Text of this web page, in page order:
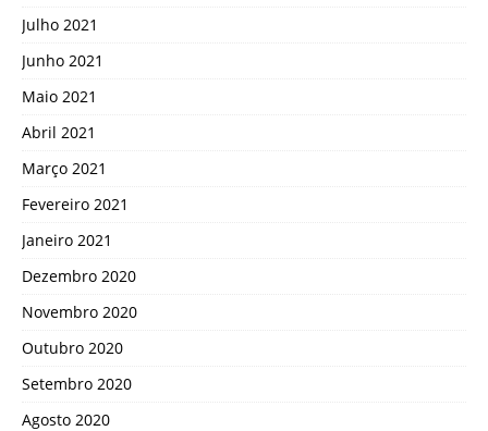
Julho 2021
Junho 2021
Maio 2021
Abril 2021
Março 2021
Fevereiro 2021
Janeiro 2021
Dezembro 2020
Novembro 2020
Outubro 2020
Setembro 2020
Agosto 2020